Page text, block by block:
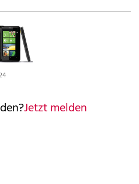
Jetzt melden